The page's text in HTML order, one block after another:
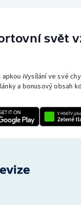
svět
apkou iVysílání ve své
a bonusový obsah